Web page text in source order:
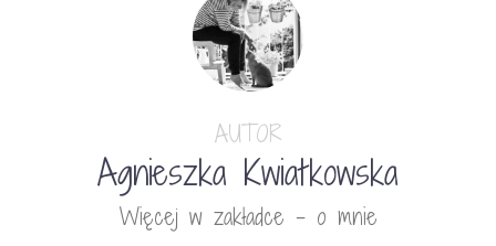
AUTOR
Agnieszka Kwiatkowska
Więcej w zakładce - o mnie